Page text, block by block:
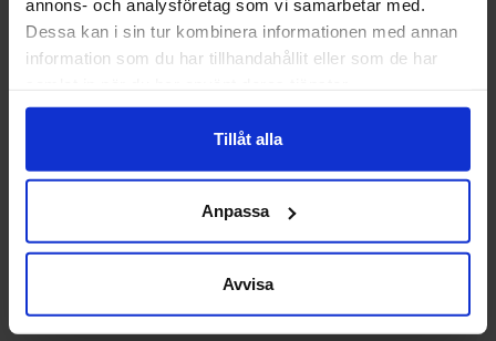
annons- och analysföretag som vi samarbetar med.
Dessa kan i sin tur kombinera informationen med annan
information som du har tillhandahållit eller som de har
Tillåt alla
Anpassa
Avvisa
mer för att man tar större risker där än
här. Det i sig är ju då rimligt, men det
bättre på andra sidan sundet.